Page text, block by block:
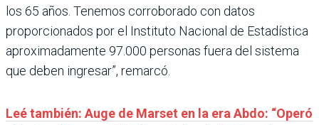
los 65 años. Tenemos corroborado con datos
proporcionados por el Instituto Nacional de Estadística
aproximadamente 97.000 personas fuera del sistema
que deben ingresar”, remarcó.
Leé también: Auge de Marset en la era Abdo: “Operó